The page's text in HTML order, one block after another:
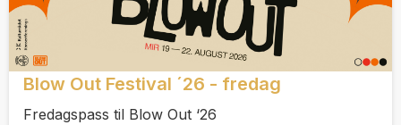
Blow Out Festival ´26 - fredag
Fredagspass til Blow Out ‘26